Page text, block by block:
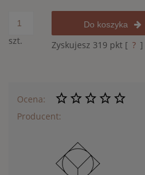
szt.
Do koszyka
Zyskujesz 319 pkt [ ? ]
Ocena:
Producent: